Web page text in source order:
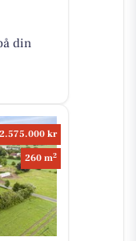
din
2.575.000 kr
260 m2